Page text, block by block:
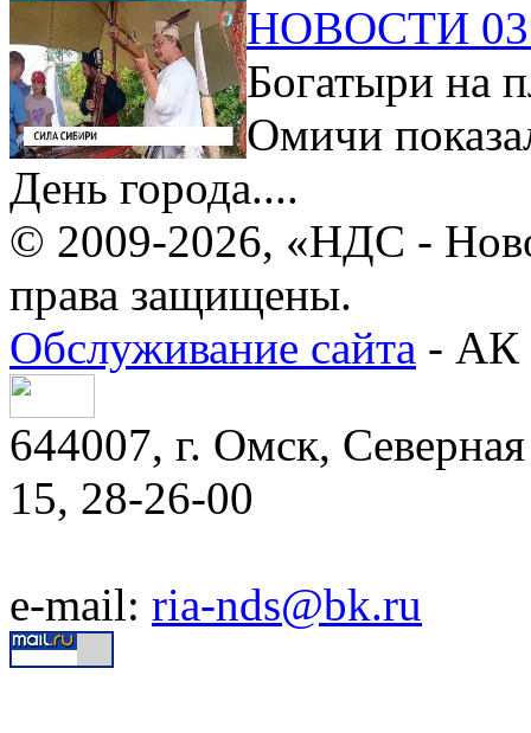
НОВОСТИ
Богатыри на
Омичи
День города....
© 2009-2026, «НДС -
права защищены.
Обслуживание сайта - АК
644007, г. Омск,
15, 28-26-00
e-mail: ria-nds@bk.ru